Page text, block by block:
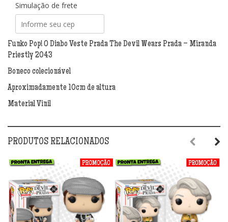
Diabo
Veste
Prada
The
Devil
Wears
Prada
-
Miranda
Priestly
quantidade
Simulação de frete
Funko Pop! O Diabo Veste Prada The Devil Wears Prada – Miranda
Priestly 2043
Boneco colecionável
Aproximadamente 10cm de altura
Material Vinil
PRODUTOS RELACIONADOS
Previous
Next